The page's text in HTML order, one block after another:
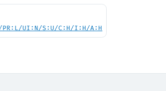
PR:L/UI:N/S:U/C:H/I:H/A:H